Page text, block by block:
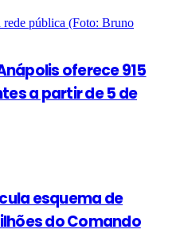
oferece 915
a partir de 5 de
esquema de
do Comando